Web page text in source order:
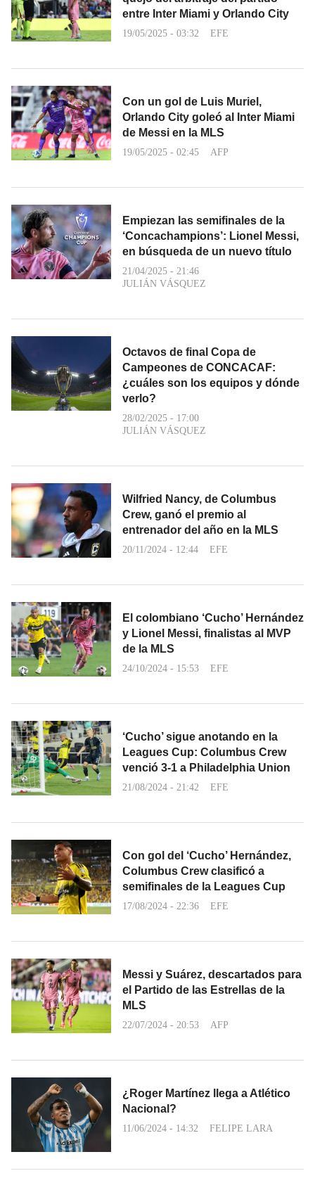
entre Inter Miami y Orlando City
19/05/2025 - 03:32 EFE
Con un gol de Luis Muriel,
Orlando City goleó al Inter Miami
de Messi en la MLS
19/05/2025 - 02:45 AFP
Empiezan las semifinales de la
‘Concachampions’: Lionel Messi,
en búsqueda de un nuevo título
21/04/2025 - 21:46
JULIÁN VÁSQUEZ
Octavos de final Copa de
Campeones de CONCACAF:
¿cuáles son los equipos y dónde
verlo?
28/02/2025 - 17:00
JULIÁN VÁSQUEZ
Wilfried Nancy, de Columbus
Crew, ganó el premio al
entrenador del año en la MLS
20/11/2024 - 12:44 EFE
El colombiano ‘Cucho’ Hernández
y Lionel Messi, finalistas al MVP
de la MLS
24/10/2024 - 15:53 EFE
‘Cucho’ sigue anotando en la
Leagues Cup: Columbus Crew
venció 3-1 a Philadelphia Union
21/08/2024 - 21:42 EFE
Con gol del ‘Cucho’ Hernández,
Columbus Crew clasificó a
semifinales de la Leagues Cup
17/08/2024 - 22:36 EFE
Messi y Suárez, descartados para
el Partido de las Estrellas de la
MLS
22/07/2024 - 20:53 AFP
¿Roger Martínez llega a Atlético
Nacional?
11/06/2024 - 14:32 FELIPE LARA